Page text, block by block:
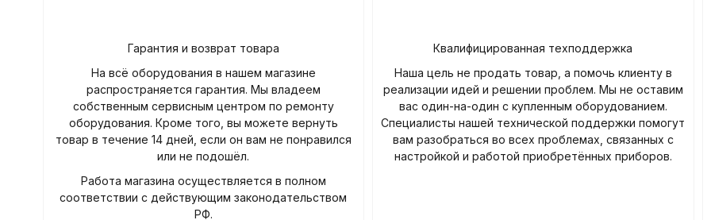
Гарантия и возврат товара
На всё оборудования в нашем магазине
распространяется гарантия. Мы владеем
собственным сервисным центром по ремонту
оборудования. Кроме того, вы можете вернуть
товар в течение 14 дней, если он вам не понравился
или не подошёл.
Работа магазина осуществляется в полном
соответствии с действующим законодательством
РФ.
Квалифицированная техподдержка
Наша цель не продать товар, а помочь клиенту в
реализации идей и решении проблем. Мы не оставим
вас один-на-один с купленным оборудованием.
Специалисты нашей технической поддержки помогут
вам разобраться во всех проблемах, связанных с
настройкой и работой приобретённых приборов.